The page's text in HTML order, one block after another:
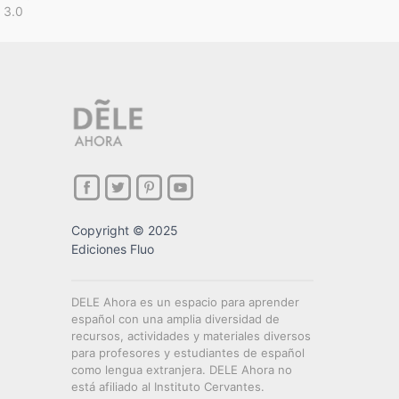
3.0
Copyright © 2025
Ediciones Fluo
DELE Ahora es un espacio para aprender
español con una amplia diversidad de
recursos, actividades y materiales diversos
para profesores y estudiantes de español
como lengua extranjera. DELE Ahora no
está afiliado al Instituto Cervantes.